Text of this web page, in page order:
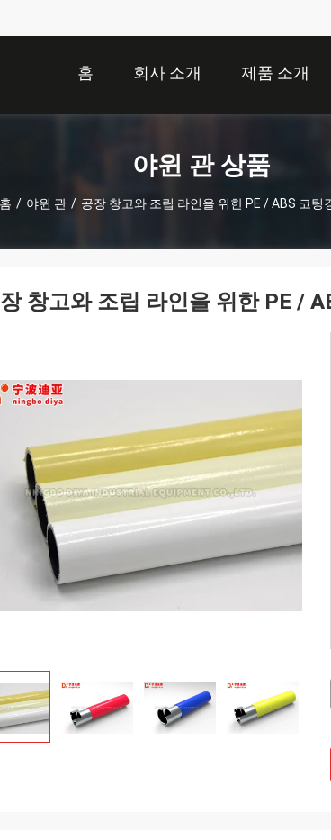
홈 회사 소개 제품 소개
야윈 관 상품
/ 야윈 관 / 공장 창고와 조립 라인을 위한 PE / ABS 코팅
창고와 조립 라인을 위한 PE /